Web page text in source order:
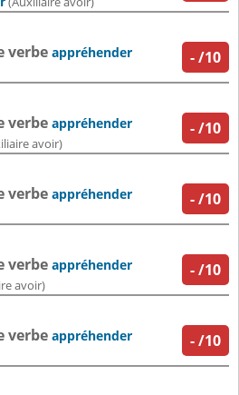
-/10
verbe appréhender
-/10
verbe appréhender
avoir)
-/10
verbe appréhender
-/10
verbe appréhender
avoir)
-/10
verbe appréhender